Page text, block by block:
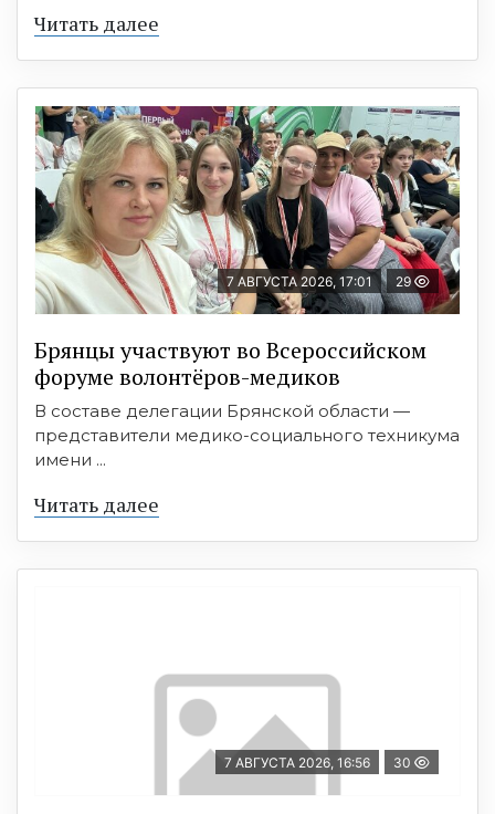
Читать далее
7 АВГУСТА 2026, 17:01 29
Брянцы участвуют во Всероссийском
форуме волонтёров-медиков
В составе делегации Брянской области —
представители медико-социального техникума
имени ...
Читать далее
7 АВГУСТА 2026, 16:56 30